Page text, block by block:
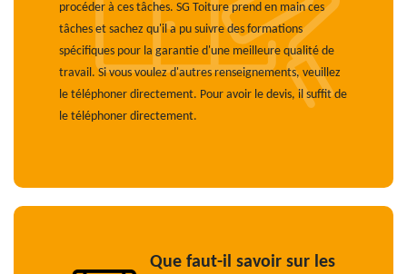
procéder à ces tâches. SG Toiture prend en main ces
tâches et sachez qu'il a pu suivre des formations
spécifiques pour la garantie d'une meilleure qualité de
travail. Si vous voulez d'autres renseignements, veuillez
le téléphoner directement. Pour avoir le devis, il suffit de
le téléphoner directement.
Que faut-il savoir sur les